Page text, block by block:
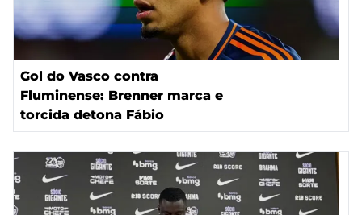
Gol do Vasco contra
Fluminense: Brenner marca e
torcida detona Fábio